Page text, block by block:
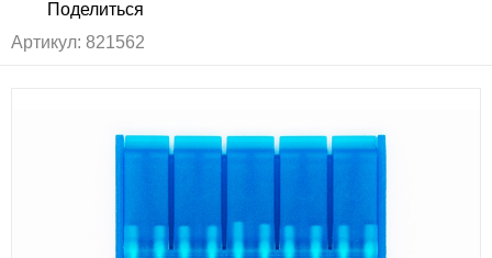
Артикул: 821562